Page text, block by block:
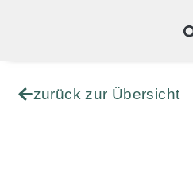
zurück zur Übersicht